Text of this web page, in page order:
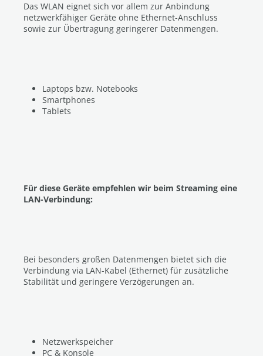
Das WLAN eignet sich vor allem zur Anbindung
netzwerkfähiger Geräte ohne Ethernet-Anschluss
sowie zur Übertragung geringerer Datenmengen.
Laptops bzw. Notebooks
Smartphones
Tablets
Für diese Geräte empfehlen wir beim Streaming eine
LAN-Verbindung:
Bei besonders großen Datenmengen bietet sich die
Verbindung via LAN-Kabel (Ethernet) für zusätzliche
Stabilität und geringere Verzögerungen an.
Netzwerkspeicher
PC & Konsole